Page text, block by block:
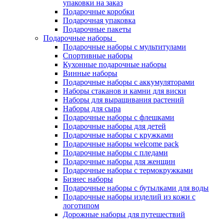
упаковки на заказ
Подарочные коробки
Подарочная упаковка
Подарочные пакеты
Подарочные наборы
Подарочные наборы с мультитулами
Спортивные наборы
Кухонные подарочные наборы
Винные наборы
Подарочные наборы с аккумуляторами
Наборы стаканов и камни для виски
Наборы для выращивания растений
Наборы для сыра
Подарочные наборы с флешками
Подарочные наборы для детей
Подарочные наборы с кружками
Подарочные наборы welcome pack
Подарочные наборы с пледами
Подарочные наборы для женщин
Подарочные наборы с термокружками
Бизнес наборы
Подарочные наборы с бутылками для воды
Подарочные наборы изделий из кожи с
логотипом
Дорожные наборы для путешествий